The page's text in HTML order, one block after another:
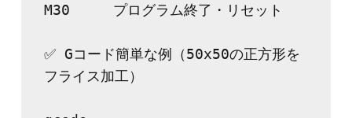
M30	プログラム終了・リセット
✅ Gコード簡単な例（50x50の正方形を
フライス加工）